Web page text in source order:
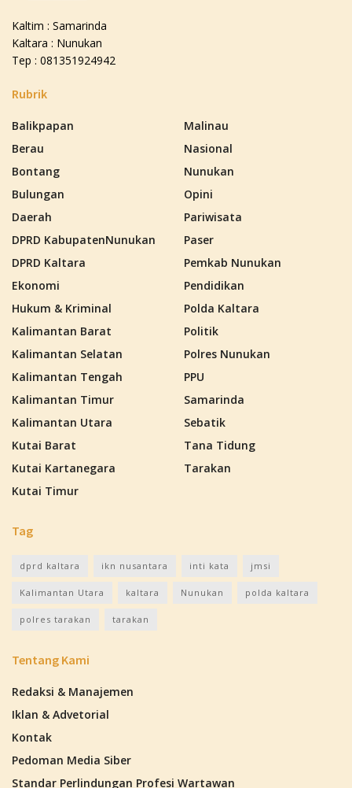
Kaltim : Samarinda
Kaltara : Nunukan
Tep : 081351924942
Rubrik
Balikpapan
Berau
Bontang
Bulungan
Daerah
DPRD KabupatenNunukan
DPRD Kaltara
Ekonomi
Hukum & Kriminal
Kalimantan Barat
Kalimantan Selatan
Kalimantan Tengah
Kalimantan Timur
Kalimantan Utara
Kutai Barat
Kutai Kartanegara
Kutai Timur
Malinau
Nasional
Nunukan
Opini
Pariwisata
Paser
Pemkab Nunukan
Pendidikan
Polda Kaltara
Politik
Polres Nunukan
PPU
Samarinda
Sebatik
Tana Tidung
Tarakan
Tag
dprd kaltara ikn nusantara inti kata jmsi
Kalimantan Utara kaltara Nunukan polda kaltara
polres tarakan tarakan
Tentang Kami
Redaksi & Manajemen
Iklan & Advetorial
Kontak
Pedoman Media Siber
Standar Perlindungan Profesi Wartawan